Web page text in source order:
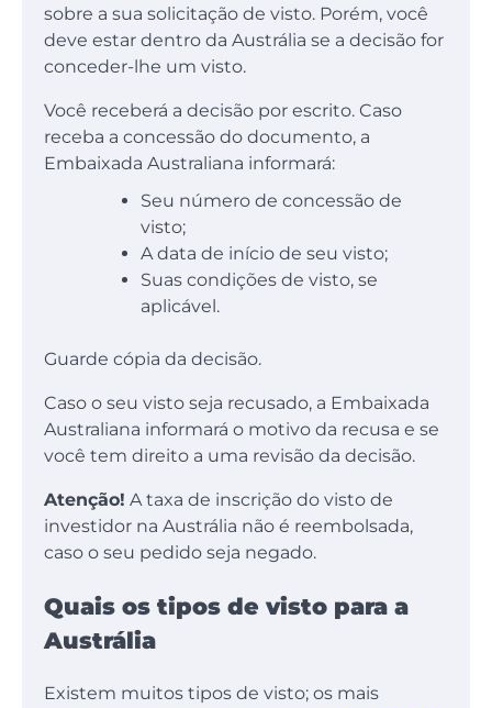
sobre a sua solicitação de visto. Porém, você
deve estar dentro da Austrália se a decisão for
conceder-lhe um visto.
Você receberá a decisão por escrito. Caso
receba a concessão do documento, a
Embaixada Australiana informará:
Seu número de concessão de
visto;
A data de início de seu visto;
Suas condições de visto, se
aplicável.
Guarde cópia da decisão.
Caso o seu visto seja recusado, a Embaixada
Australiana informará o motivo da recusa e se
você tem direito a uma revisão da decisão.
Atenção! A taxa de inscrição do visto de
investidor na Austrália não é reembolsada,
caso o seu pedido seja negado.
Quais os tipos de visto para a
Austrália
Existem muitos tipos de visto; os mais